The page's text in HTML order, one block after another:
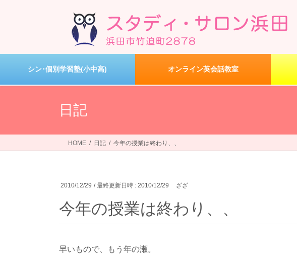
ツ
シ
シン･個別学習塾(小中高) オンライン英会話教室
日記
HOME 日記 今年の授業は終わり、、
2010/12/29 / 最終更新日時 : 2010/12/29 ざざ
今年の授業は終わり、、
早いもので、もう年の瀬。